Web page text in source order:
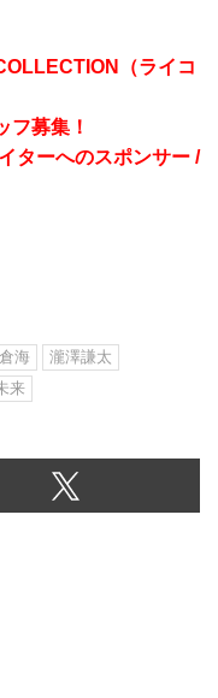
（ライコ
募集！
ターへのスポンサー /
海
瀧澤謙太
来